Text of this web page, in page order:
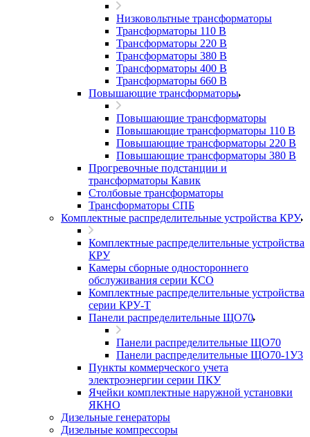
Низковольтные трансформаторы
Трансформаторы 110 В
Трансформаторы 220 В
Трансформаторы 380 В
Трансформаторы 400 В
Трансформаторы 660 В
Повышающие трансформаторы
Повышающие трансформаторы
Повышающие трансформаторы 110 В
Повышающие трансформаторы 220 В
Повышающие трансформаторы 380 В
Прогревочные подстанции и
трансформаторы Кавик
Столбовые трансформаторы
Трансформаторы СПБ
Комплектные распределительные устройства КРУ
Комплектные распределительные устройства
КРУ
Камеры сборные одностороннего
обслуживания серии КСО
Комплектные распределительные устройства
серии КРУ-Т
Панели распределительные ЩО70
Панели распределительные ЩО70
Панели распределительные ЩО70-1У3
Пункты коммерческого учета
электроэнергии серии ПКУ
Ячейки комплектные наружной установки
ЯКНО
Дизельные генераторы
Дизельные компрессоры